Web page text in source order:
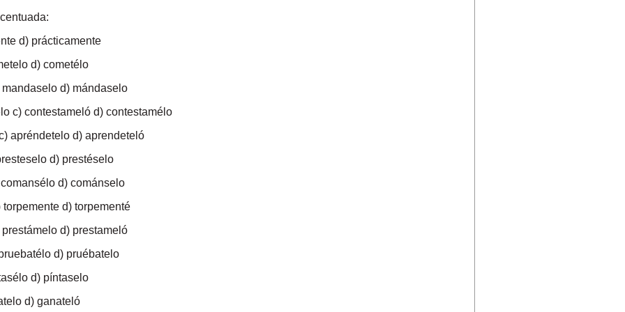
d) prácticamente
d) cometélo
d) mándaselo
c) contestameló d) contestamélo
apréndetelo d) aprendeteló
d) prestéselo
d) cománselo
d) torpementé
d) prestameló
d) pruébatelo
d) píntaselo
d) ganateló